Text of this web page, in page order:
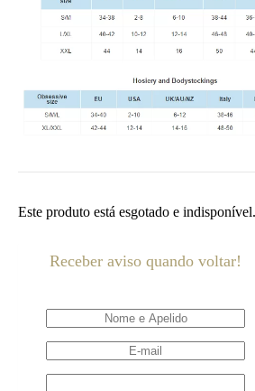
Este produto está esgotado e indisponível.
Receber aviso quando voltar!